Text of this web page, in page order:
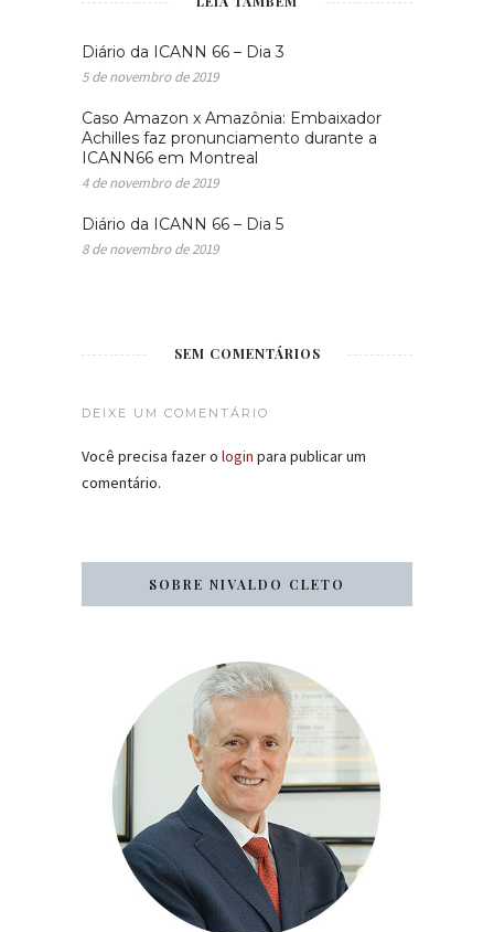
Diário da ICANN 66 – Dia 3
5 de novembro de 2019
Caso Amazon x Amazônia: Embaixador
Achilles faz pronunciamento durante a
ICANN66 em Montreal
4 de novembro de 2019
Diário da ICANN 66 – Dia 5
8 de novembro de 2019
SEM COMENTÁRIOS
DEIXE UM COMENTÁRIO
Você precisa fazer o login para publicar um
comentário.
SOBRE NIVALDO CLETO